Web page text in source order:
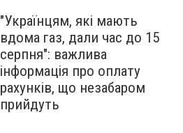
"Українцям, які мають
вдома газ, дали час до 15
серпня": важлива
інформація про оплату
рахунків, що незабаром
прийдуть